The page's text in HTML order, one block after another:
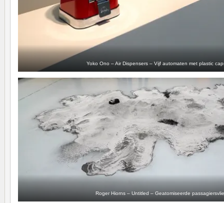
Yoko Ono – Air Dispensers – Vijf automaten met plastic
Roger Hiorns – Untitled – Geatomiseerde